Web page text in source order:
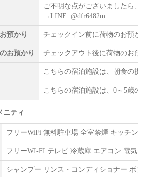
ご不明な点がございましたら
→LINE: @dfr6482m
預かり チェックイン前に荷物のお預
お預かり チェックアウト後に荷物のお
こちらの宿泊施設は、朝食の
こちらの宿泊施設は、0～5歳
ニティ
フリーWiFi 無料駐車場 全室禁煙 キッチ
フリーWI‐FI テレビ 冷蔵庫 エアコン 電気
シャンプー リンス・コンディショナー ボ